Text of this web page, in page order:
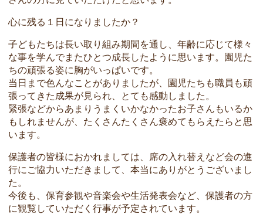
心に残る１日になりましたか？
子どもたちは長い取り組み期間を通し、年齢に応じて様々
な事を学んでまたひとつ成長したように思います。園児た
ちの頑張る姿に胸がいっぱいです。
当日まで色んなことがありましたが、園児たちも職員も頑
張ってきた成果が見られ、とても感動しました。
緊張などからあまりうまくいかなかったお子さんもいるか
もしれませんが、たくさんたくさん褒めてもらえたらと思
います。
保護者の皆様におかれましては、席の入れ替えなど会の進
行にご協力いただきまして、本当にありがとうございまし
た。
今後も、保育参観や音楽会や生活発表会など、保護者の方
に観覧していただく行事が予定されています。